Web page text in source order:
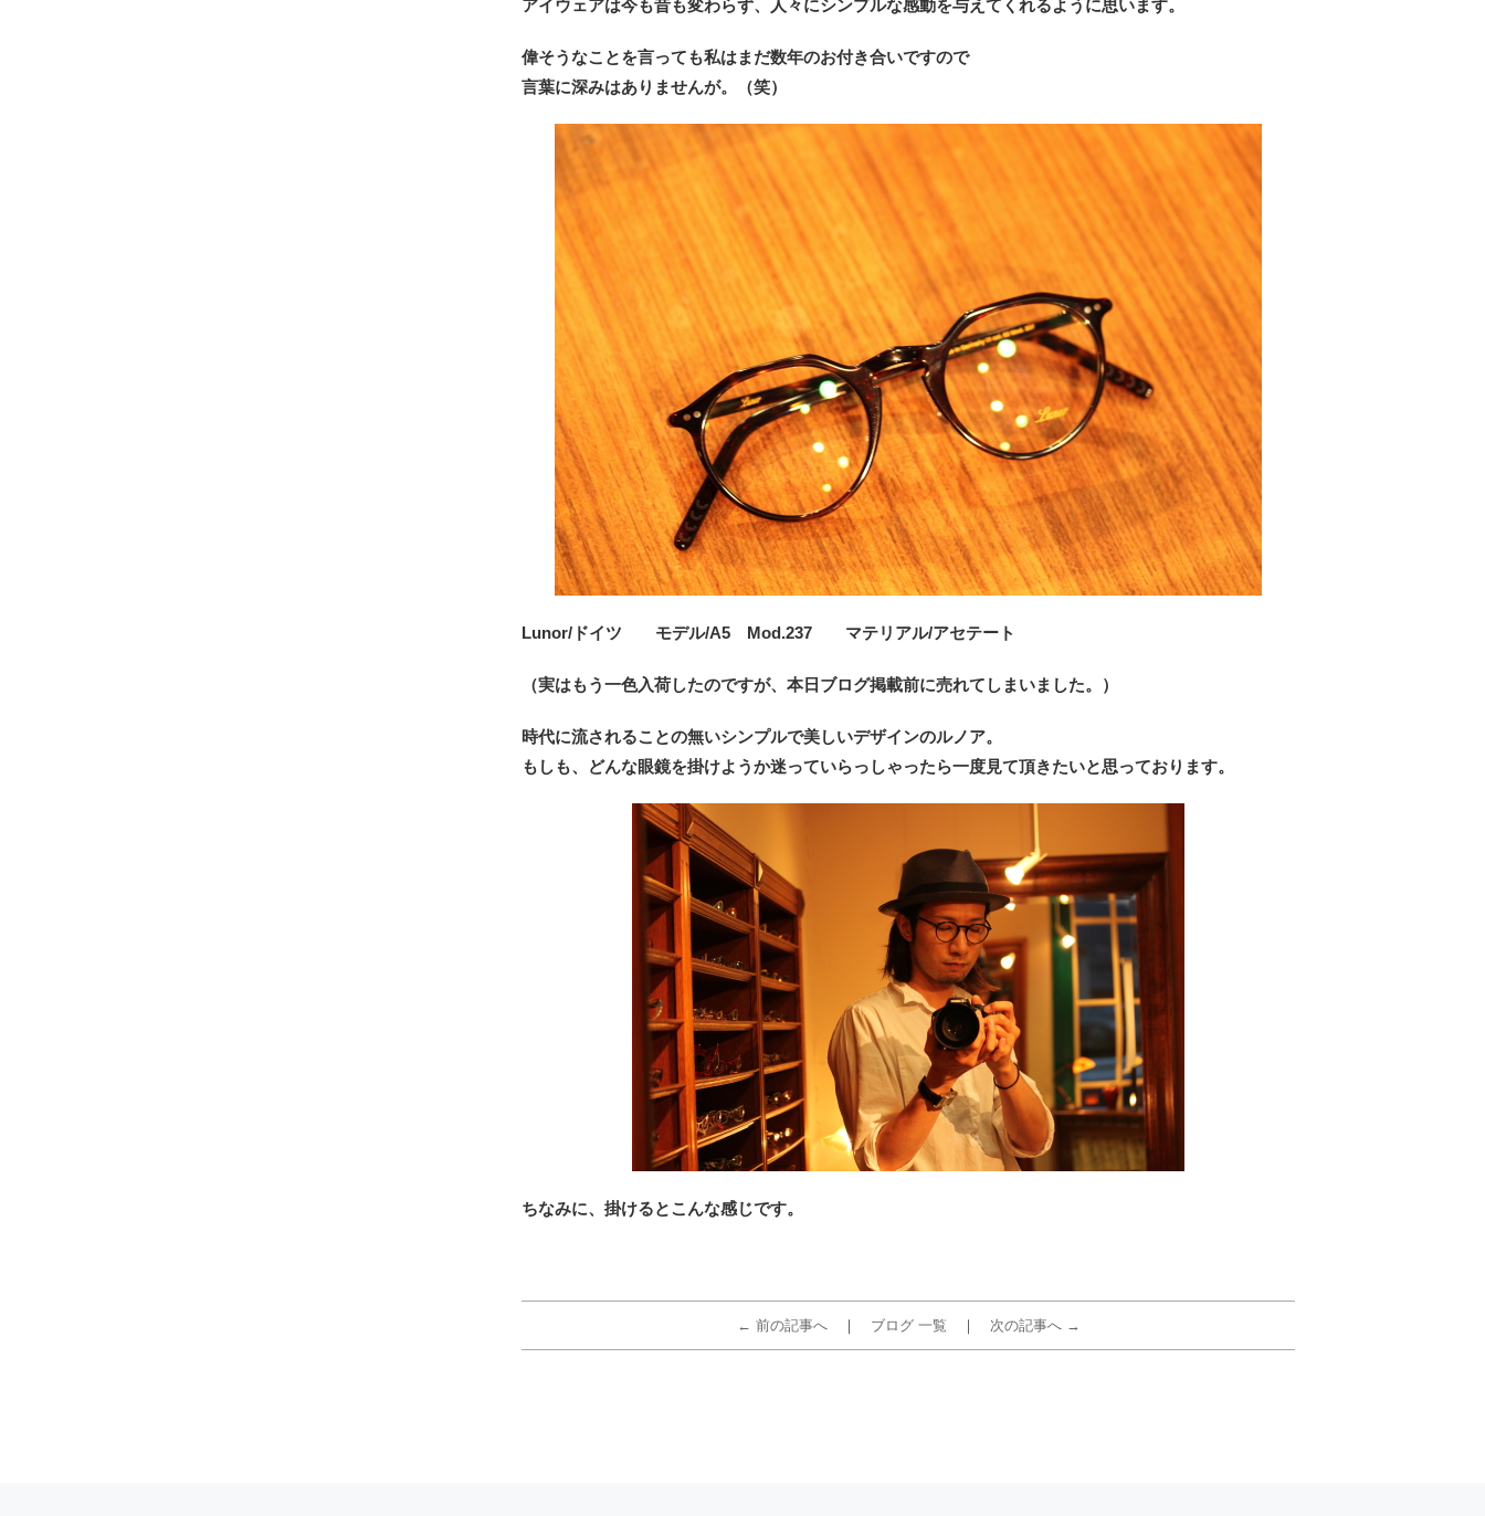
アイウェアは今も昔も変わらず、人々にシンプルな感動を与えてくれるように思います。
偉そうなことを言っても私はまだ数年のお付き合いですので
言葉に深みはありませんが。（笑）
Lunor/ドイツ モデル/A5 Mod.237 マテリアル/アセテート
（実はもう一色入荷したのですが、本日ブログ掲載前に売れてしまいました。）
時代に流されることの無いシンプルで美しいデザインのルノア。
もしも、どんな眼鏡を掛けようか迷っていらっしゃったら一度見て頂きたいと思っております。
ちなみに、掛けるとこんな感じです。
← 前の記事へ ブログ 一覧 次の記事へ →